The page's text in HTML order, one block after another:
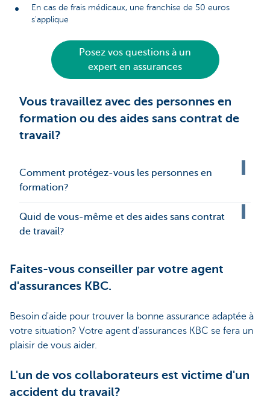
En cas de frais médicaux, une franchise de 50 euros
s'applique
Posez vos questions à un
expert en assurances
Vous travaillez avec des personnes en
formation ou des aides sans contrat de
travail?
Comment protégez-vous les personnes en
formation?
Quid de vous-même et des aides sans contrat
de travail?
Faites-vous conseiller par votre agent
d'assurances KBC.
Besoin d'aide pour trouver la bonne assurance adaptée à
votre situation? Votre agent d’assurances KBC se fera un
plaisir de vous aider.
L'un de vos collaborateurs est victime d'un
accident du travail?